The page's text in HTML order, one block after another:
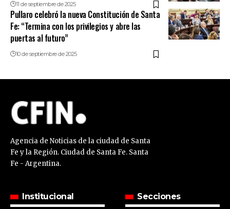
11 de septiembre de 2025
Pullaro celebró la nueva Constitución de Santa
Fe: “Termina con los privilegios y abre las
puertas al futuro”
10 de septiembre de 2025
Agencia de Noticias de la ciudad de Santa
Fe y la Región. Ciudad de Santa Fe. Santa
Fe - Argentina.
Institucional Secciones